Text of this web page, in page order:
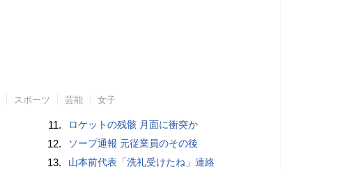
スポーツ 芸能 女子
11. ロケットの残骸 月面に衝突か
12. ソープ通報 元従業員のその後
13. 山本前代表「洗礼受けたね」連絡